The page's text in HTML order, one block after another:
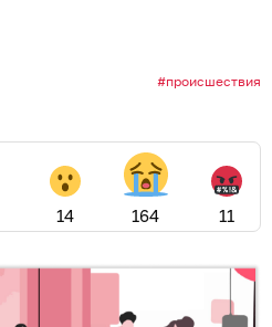
происшествия
14 164 11